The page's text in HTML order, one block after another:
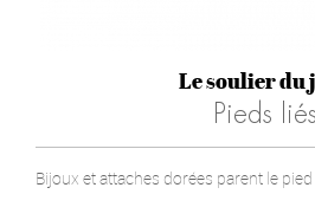
Le soulier du
Pieds liés
Bijoux et attaches dorées parent le